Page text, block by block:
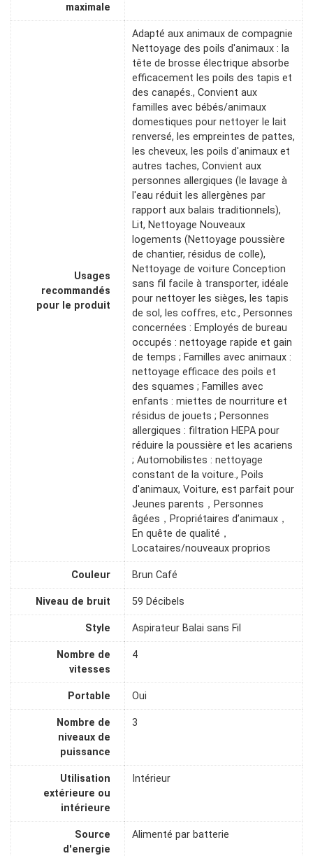
maximale
Usages
recommandés
pour le produit
Adapté aux animaux de compagnie
Nettoyage des poils d'animaux : la
tête de brosse électrique absorbe
efficacement les poils des tapis et
des canapés., Convient aux
familles avec bébés/animaux
domestiques pour nettoyer le lait
renversé, les empreintes de pattes,
les cheveux, les poils d'animaux et
autres taches, Convient aux
personnes allergiques (le lavage à
l'eau réduit les allergènes par
rapport aux balais traditionnels),
Lit, Nettoyage Nouveaux
logements (Nettoyage poussière
de chantier, résidus de colle),
Nettoyage de voiture Conception
sans fil facile à transporter, idéale
pour nettoyer les sièges, les tapis
de sol, les coffres, etc., Personnes
concernées : Employés de bureau
occupés : nettoyage rapide et gain
de temps ; Familles avec animaux :
nettoyage efficace des poils et
des squames ; Familles avec
enfants : miettes de nourriture et
résidus de jouets ; Personnes
allergiques : filtration HEPA pour
réduire la poussière et les acariens
; Automobilistes : nettoyage
constant de la voiture., Poils
d'animaux, Voiture, est parfait pour
Jeunes parents，Personnes
âgées，Propriétaires d’animaux，
En quête de qualité，
Locataires/nouveaux proprios
Couleur Brun Café
Niveau de bruit 59 Décibels
Style Aspirateur Balai sans Fil
Nombre de
vitesses
4
Portable Oui
Nombre de
niveaux de
puissance
3
Utilisation
extérieure ou
intérieure
Intérieur
Source
d'energie
Alimenté par batterie